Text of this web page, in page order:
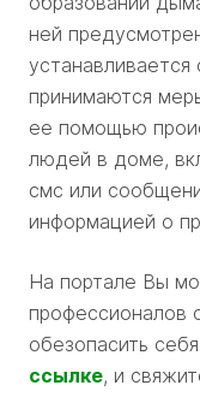
ней
устанавливается
принимаются
ее помощью
людей в доме,
смс или
информацией о
На портале Вы
профессионалов
обезопасить
ссылке, и